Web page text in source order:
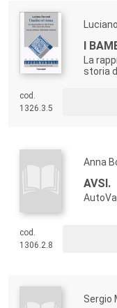
I
La
storia
cod.
1326.3.5
Anna
AVSI.
cod.
1306.2.8
Sergio